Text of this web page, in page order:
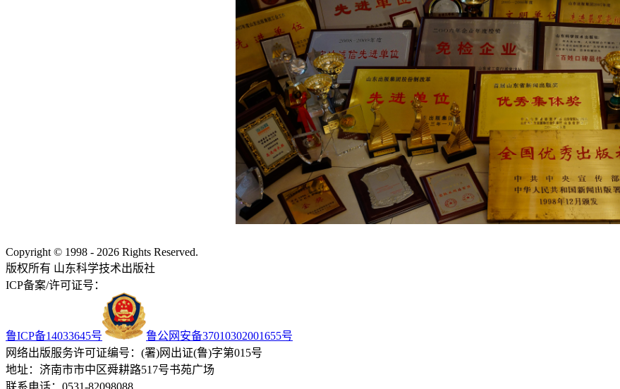
Copyright © 1998 - 2026 Rights Reserved.
版权所有 山东科学技术出版社
ICP备案/许可证号：
鲁ICP备14033645号
鲁公网安备37010302001655号
网络出版服务许可证编号：(署)网出证(鲁)字第015号
地址：济南市市中区舜耕路517号书苑广场
联系电话：0531-82098088